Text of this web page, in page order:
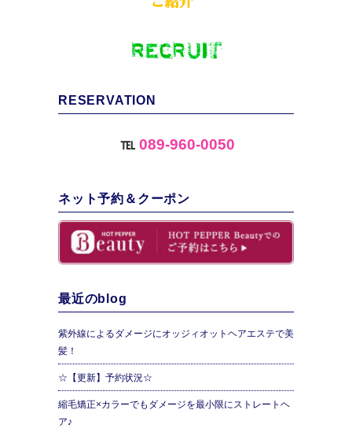
RESERVATION
℡ 089-960-0050
ネット予約＆クーポン
最近のblog
紫外線によるダメージにオッジィオットヘアエステで美
髪！
☆【更新】予約状況☆
縮毛矯正×カラーでもダメージを最小限にストレートヘ
ア♪